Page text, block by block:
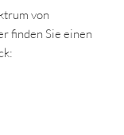
von
finden Sie einen